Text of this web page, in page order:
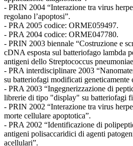
- PRIN 2004 “Interazione tra virus
regolano l’apoptosi”.
- PRA 2005 codice: ORME059497.
- PRA 2004 codice: ORME047780.
- PRIN 2003 biennale “Costruzione e
cDNA esposta sul batteriofago lambda
antigeni dello Streptococcus
- PRA interdisciplinare 2003
su batteriofagi modificati geneticamente
- PRA 2003 “Ingegnerizzazione di
librerie di tipo "display" su batteriofagi
- PRIN 2002 “Interazione tra virus
morte cellulare apoptotica”.
- PRA 2002 “Identificazione di
antigeni polisaccaridici di agenti
acellulari”.